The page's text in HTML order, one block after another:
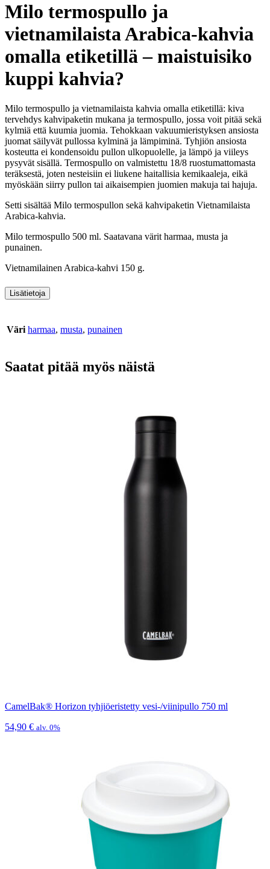
Milo termospullo ja
vietnamilaista Arabica-kahvia
omalla etiketillä – maistuisiko
kuppi kahvia?
Milo termospullo ja vietnamilaista kahvia omalla etiketillä: kiva
tervehdys kahvipaketin mukana ja termospullo, jossa voit pitää sekä
kylmiä että kuumia juomia. Tehokkaan vakuumieristyksen ansiosta
juomat säilyvät pullossa kylminä ja lämpiminä. Tyhjiön ansiosta
kosteutta ei kondensoidu pullon ulkopuolelle, ja lämpö ja viileys
pysyvät sisällä. Termospullo on valmistettu 18/8 ruostumattomasta
teräksestä, joten nesteisiin ei liukene haitallisia kemikaaleja, eikä
myöskään siirry pullon tai aikaisempien juomien makuja tai hajuja.
Setti sisältää Milo termospullon sekä kahvipaketin Vietnamilaista
Arabica-kahvia.
Milo termospullo 500 ml. Saatavana värit harmaa, musta ja
punainen.
Vietnamilainen Arabica-kahvi 150 g.
Lisätietoja
Väri harmaa, musta, punainen
Saatat pitää myös näistä
CamelBak® Horizon tyhjiöeristetty vesi-/viinipullo 750 ml
54,90 € alv. 0%